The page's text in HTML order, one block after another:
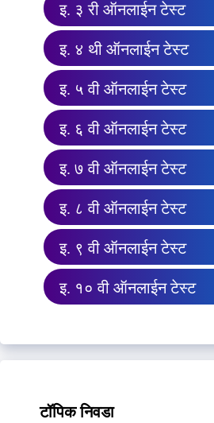
इ. ३ री ऑनलाईन टेस्ट
इ. ४ थी ऑनलाईन टेस्ट
इ. ५ वी ऑनलाईन टेस्ट
इ. ६ वी ऑनलाईन टेस्ट
इ. ७ वी ऑनलाईन टेस्ट
इ. ८ वी ऑनलाईन टेस्ट
इ. ९ वी ऑनलाईन टेस्ट
इ. १० वी ऑनलाईन टेस्ट
टॉपिक निवडा